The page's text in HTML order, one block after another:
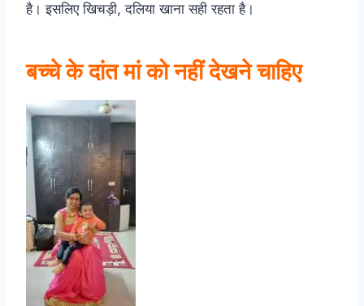
है। इसलिए खिचड़ी, दलिया खाना सही रहता है।
बच्चे के दांत मां को नहीं देखने चाहिए